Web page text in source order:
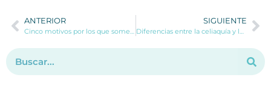
ANTERIOR
Cinco motivos por los que someterse a una blefaroplastia (cirugía de párpados)
SIGUIENTE
Diferencias entre la celiaquía y la intolerancia al gluten